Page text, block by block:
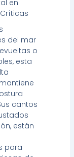
en
del mar
o
esta
cantos
están
para